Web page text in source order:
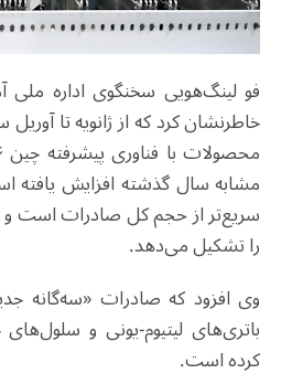
فو لینگ‌هویی سخنگوی اداره ملی
خاطرنشان کرد که از ژانویه تا
مشابه سال گذشته افزایش یافته
را تشکیل می‌دهد.
وی افزود که صادرات «سه‌گانه
باتری‌های لیتیوم-یونی و
کرده است.